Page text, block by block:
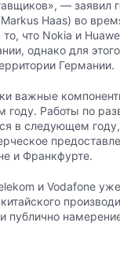
— заявил
Haas) во
что Nokia и
однако для
Германии.
важные
году. Работы по
в следующем году,
и Франкфурте.
и Vodafone